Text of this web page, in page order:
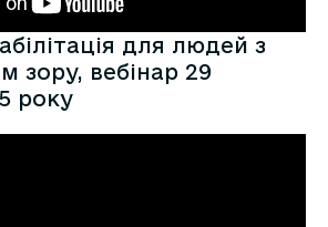
для людей з
зору, вебінар 29
року